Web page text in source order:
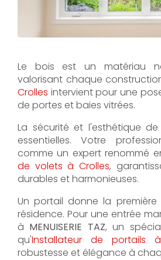
Le bois est un matériau
valorisant chaque
Crolles intervient pour une
de portes et baies vitrées.
La sécurité et l'esthétique
essentielles. Votre
comme un expert renommé
de volets à Crolles,
durables et harmonieuses.
Un portail donne la
résidence. Pour une entrée
à MENUISERIE TAZ, un
qu'Installateur de portails
robustesse et élégance à